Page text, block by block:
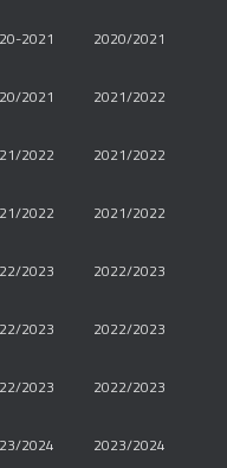
2021 2020/2021
2021 2021/2022
2022 2021/2022
2022 2021/2022
2023 2022/2023
2023 2022/2023
2023 2022/2023
2024 2023/2024